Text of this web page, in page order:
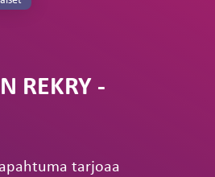
REKRY -
tarjoaa